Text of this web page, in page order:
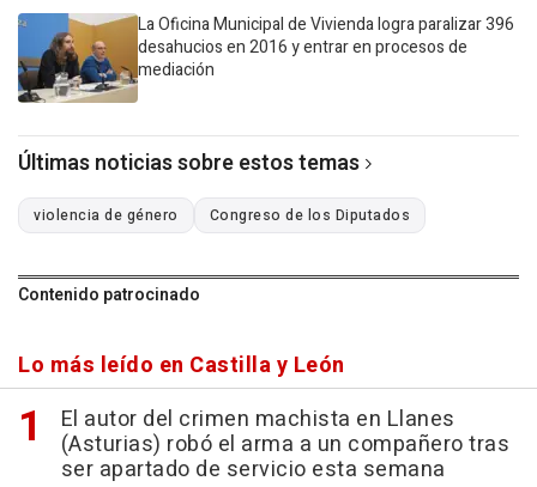
La Oficina Municipal de Vivienda logra paralizar 396
desahucios en 2016 y entrar en procesos de
mediación
Últimas noticias sobre estos temas
violencia de género Congreso de los Diputados
Contenido patrocinado
Lo más leído en Castilla y León
El autor del crimen machista en Llanes
(Asturias) robó el arma a un compañero tras
ser apartado de servicio esta semana